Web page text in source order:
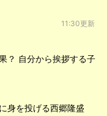
11:30更新
？ 自分から挨拶する子
身を投げる西郷隆盛